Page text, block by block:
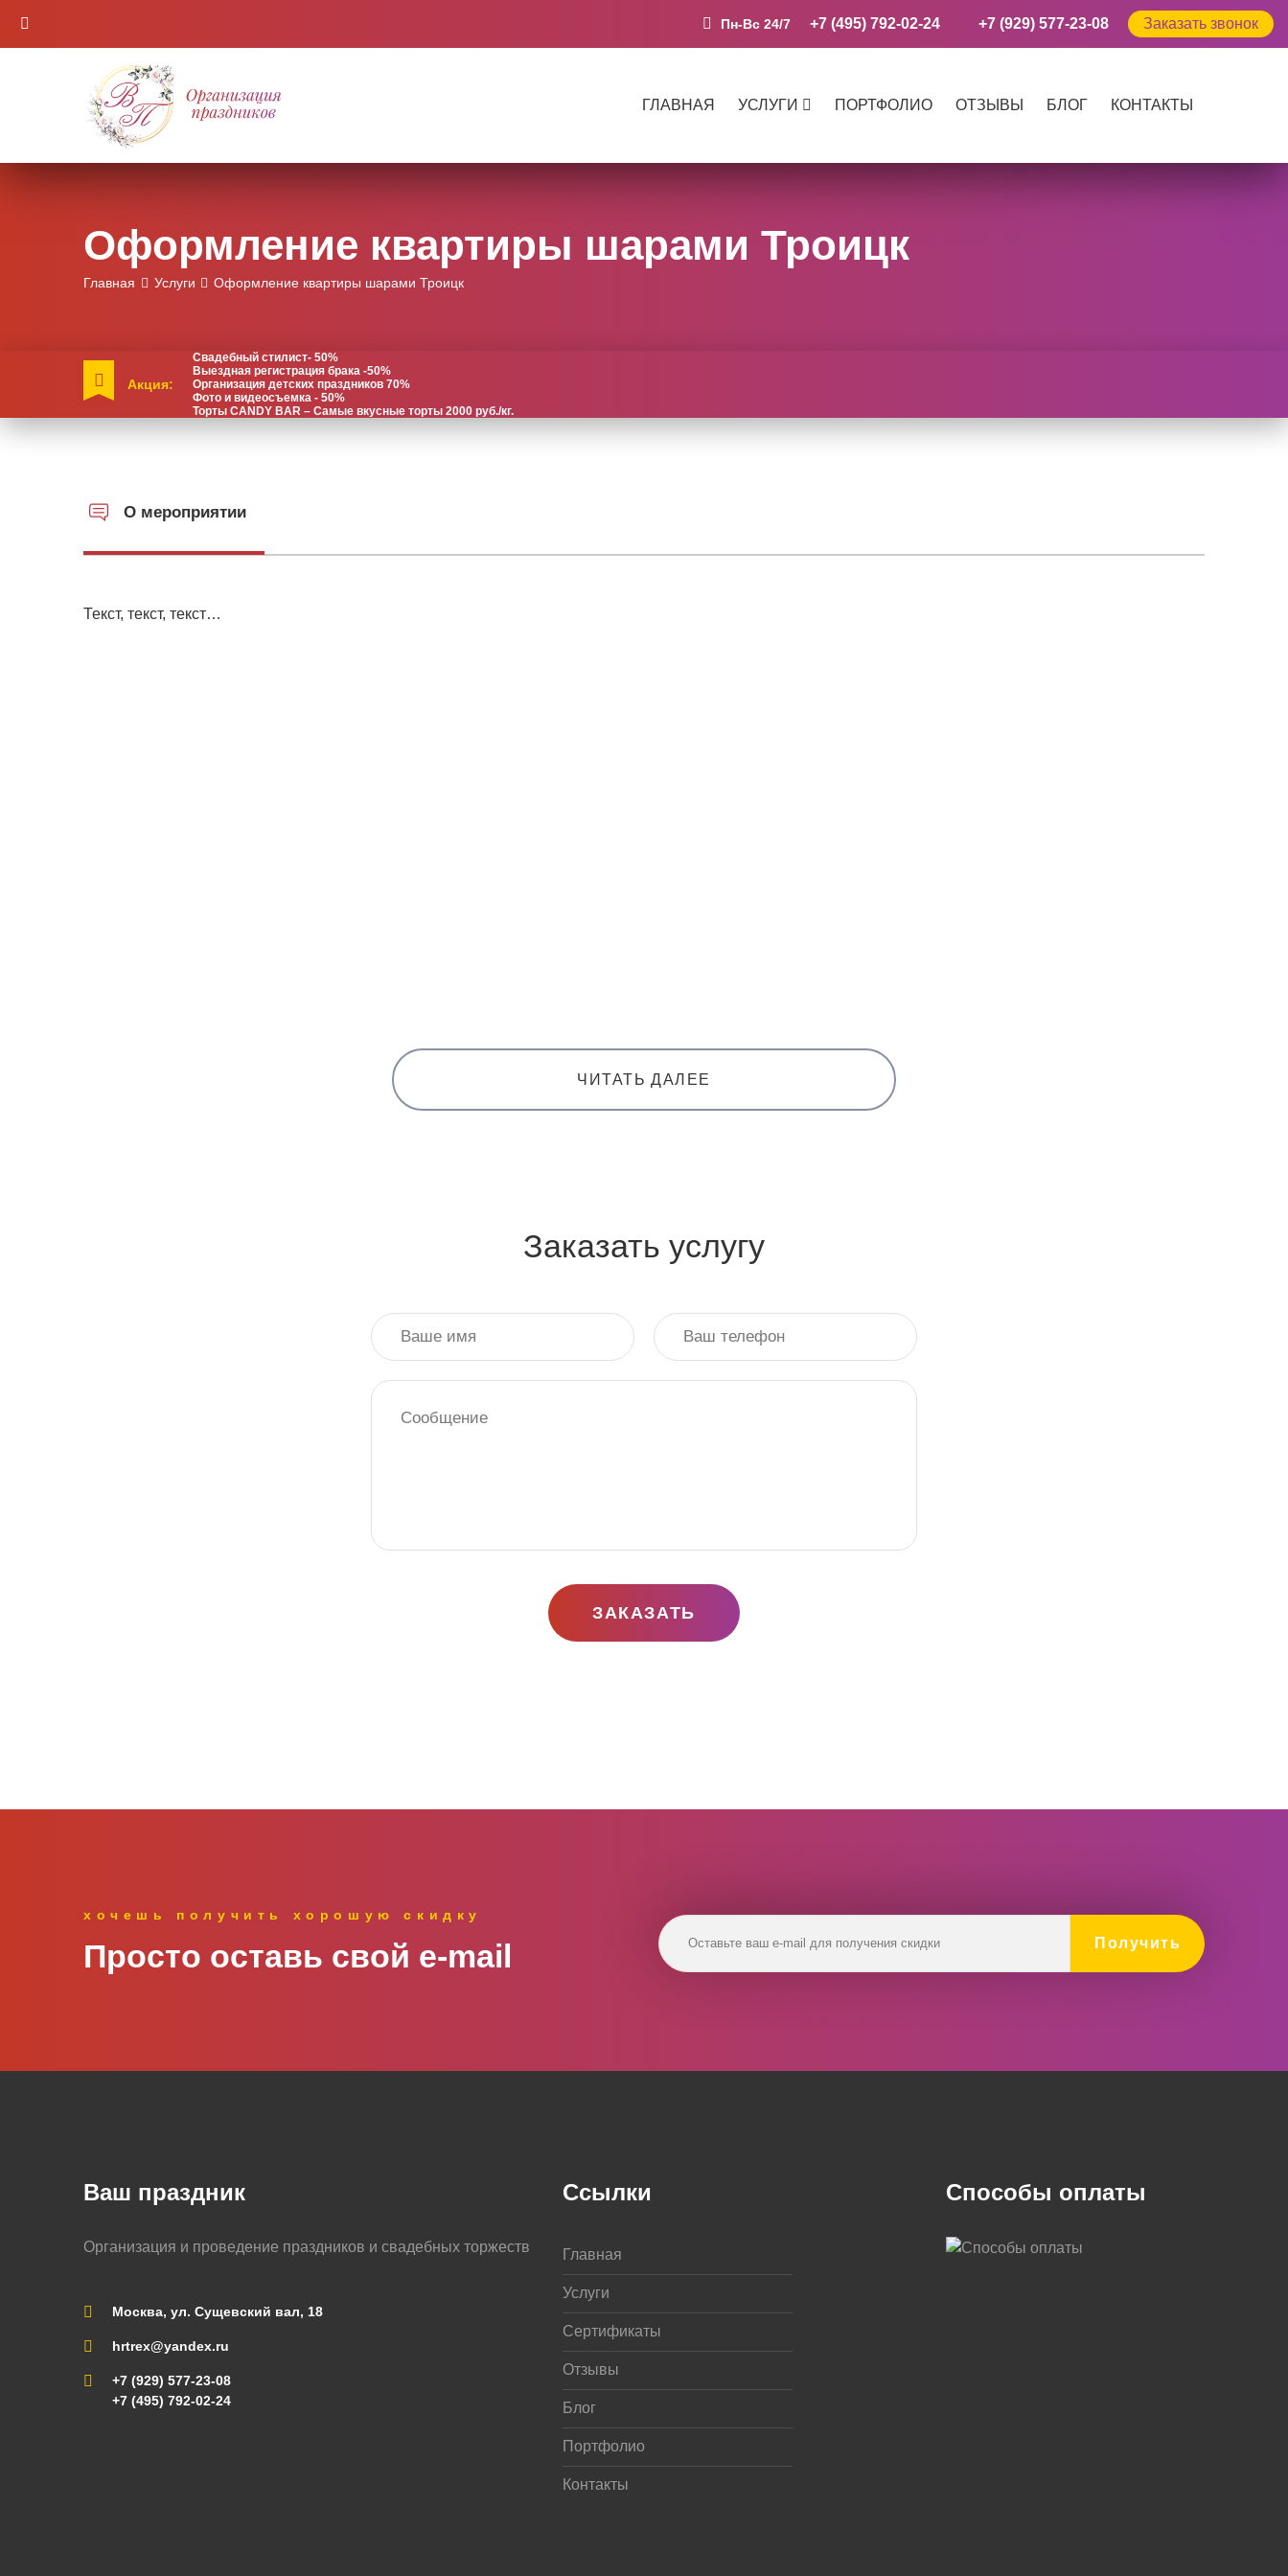
Пн-Вс 24/7 +7 (495) 792-02-24 +7 (929) 577-23-08 Заказать звонок
ГЛАВНАЯ УСЛУГИ ПОРТФОЛИО ОТЗЫВЫ БЛОГ КОНТАКТЫ
Оформление квартиры шарами Троицк
Главная Услуги Оформление квартиры шарами Троицк
Акция:
Свадебный стилист- 50%
Выездная регистрация брака -50%
Организация детских праздников 70%
Фото и видеосъемка - 50%
Торты CANDY BAR – Самые вкусные торты 2000 руб./кг.
О мероприятии
Текст, текст, текст…
ЧИТАТЬ ДАЛЕЕ
Заказать услугу
ЗАКАЗАТЬ
хочешь получить хорошую скидку
Просто оставь свой e‑mail Получить
Ваш праздник
Организация и проведение праздников и свадебных торжеств
Москва, ул. Сущевский вал, 18
hrtrex@yandex.ru
+7 (929) 577-23-08
+7 (495) 792-02-24
Ссылки
Главная
Услуги
Сертификаты
Отзывы
Блог
Портфолио
Контакты
Способы оплаты